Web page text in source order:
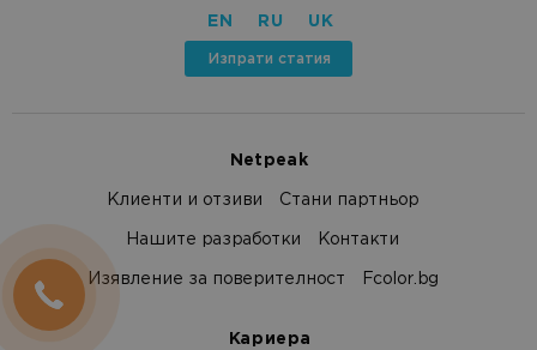
EN RU UK
Изпрати статия
Netpeak
Клиенти и отзиви Стани партньор
Нашите разработки Контакти
Изявление за поверителност Fcolor.bg
Кариера